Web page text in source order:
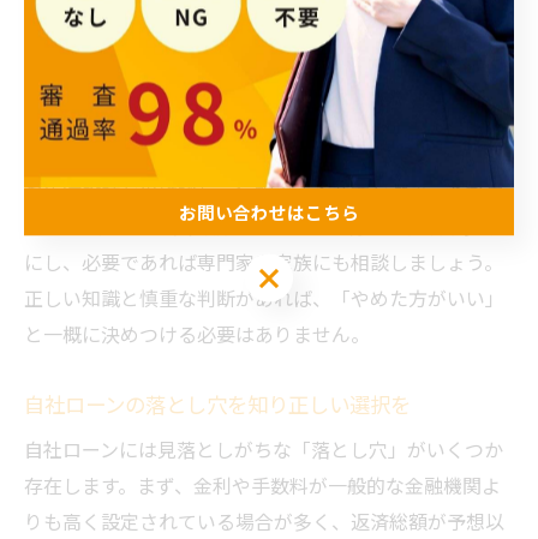
家計を圧迫してしまったケースや、契約解除時の条件を
巡るトラブルなどが報告されています。これらのリスク
を正しく認識し、冷静に比較検討することが大切です。
自社ローンの利用を検討する際は、まず自分の返済能力
や生活設計を再確認し、信頼できる業者を選ぶことが重
要です。加えて、契約前に口コミや評判、体験談を参考
にし、必要であれば専門家や家族にも相談しましょう。
正しい知識と慎重な判断があれば、「やめた方がいい」
と一概に決めつける必要はありません。
自社ローンの落とし穴を知り正しい選択を
自社ローンには見落としがちな「落とし穴」がいくつか
存在します。まず、金利や手数料が一般的な金融機関よ
りも高く設定されている場合が多く、返済総額が予想以
お問い合わせはこちら
お問い合わせはこちら